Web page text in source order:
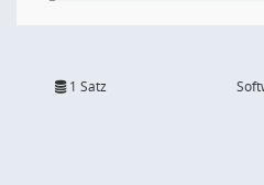
1 Satz